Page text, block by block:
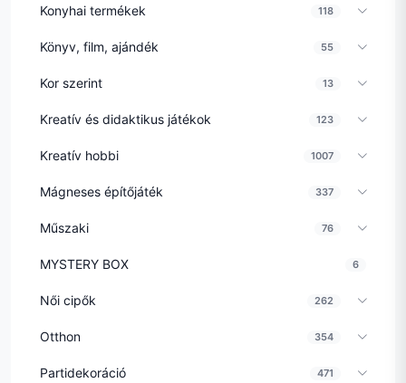
Konyhai termékek 118
Könyv, film, ajándék 55
Kor szerint 13
Kreatív és didaktikus játékok 123
Kreatív hobbi 1007
Mágneses építőjáték 337
Műszaki 76
MYSTERY BOX 6
Női cipők 262
Otthon 354
Partidekoráció 471